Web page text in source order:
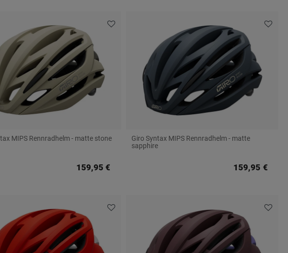
MIPS Rennradhelm - matte stone
159,95 €
Giro Syntax MIPS Rennradhelm - matte
sapphire
159,95 €